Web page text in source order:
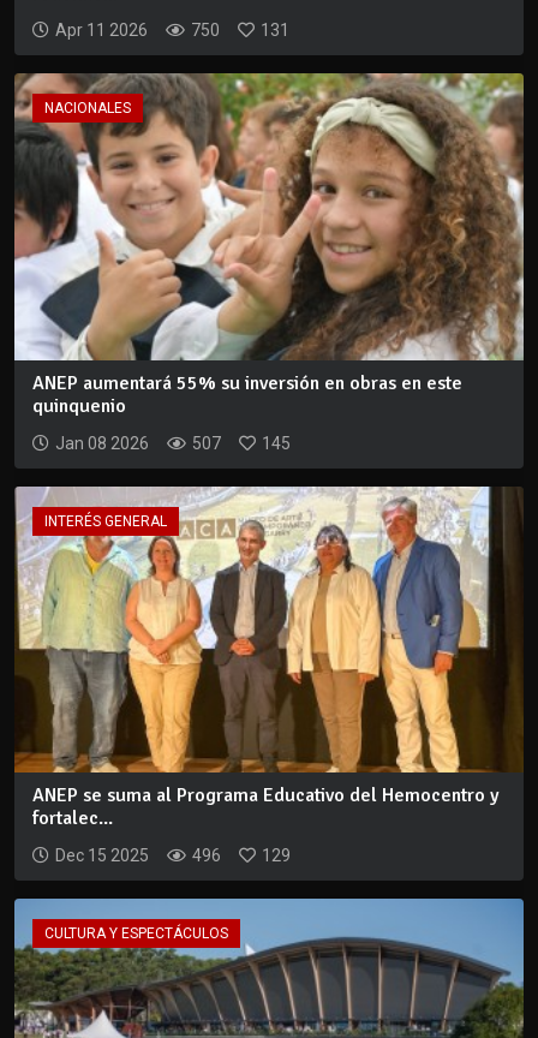
Apr 11 2026 750 131
NACIONALES
ANEP aumentará 55% su inversión en obras en este
quinquenio
Jan 08 2026 507 145
INTERÉS GENERAL
ANEP se suma al Programa Educativo del Hemocentro y
fortalec...
Dec 15 2025 496 129
CULTURA Y ESPECTÁCULOS